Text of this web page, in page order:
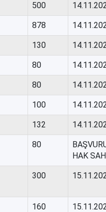
500
878
130
80
80
100
132
80
HAK
300
160